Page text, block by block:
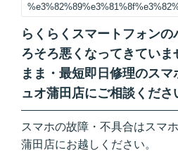
らくらくスマートフォン
ろそろ悪くなってきてい
まま・最短即日修理のス
ュオ蒲田店にご相談くださ
スマホの故障・不具合はスマ
蒲田店にお越しください。